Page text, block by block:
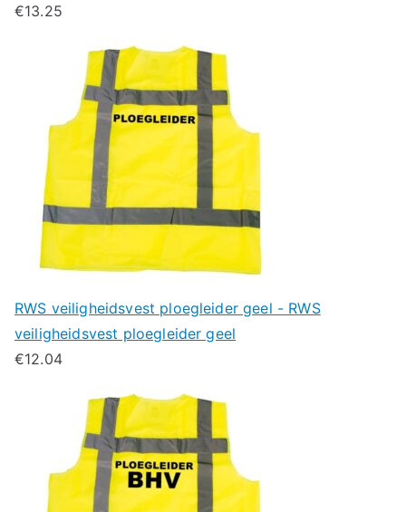
€13.25
RWS veiligheidsvest ploegleider geel - RWS
veiligheidsvest ploegleider geel
€12.04